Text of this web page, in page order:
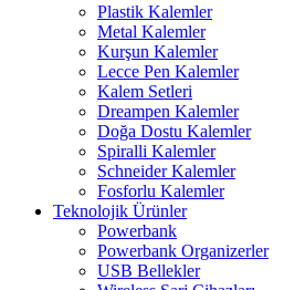
Plastik Kalemler
Metal Kalemler
Kurşun Kalemler
Lecce Pen Kalemler
Kalem Setleri
Dreampen Kalemler
Doğa Dostu Kalemler
Spiralli Kalemler
Schneider Kalemler
Fosforlu Kalemler
Teknolojik Ürünler
Powerbank
Powerbank Organizerler
USB Bellekler